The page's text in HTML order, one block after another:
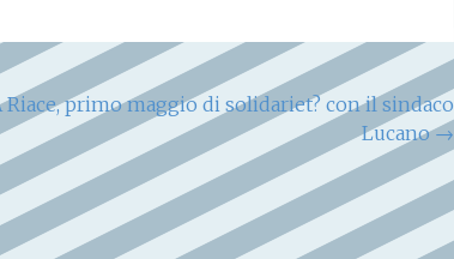
Riace, primo maggio di solidariet? con il sindaco
Lucano→